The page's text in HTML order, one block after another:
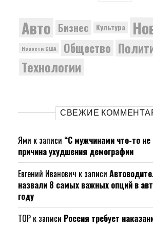
Авто Бизнес Культура
Новости США Общество
Технологии
СВЕЖИЕ
Ями к записи “С мужчинами что-то
причина ухудшения демографии
Евгений Иванович к записи
назвали 8 самых важных опций в
году
ТОР к записи Россия требует